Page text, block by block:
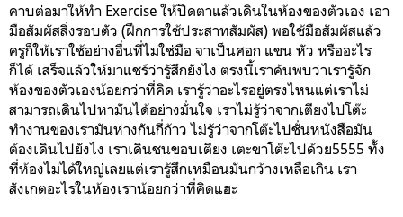
คาบต่อมาให้ทำ Exercise ให้ปิดตาแล้วเดินในห้องของตัวเอง เอา
มือสัมผัสสิ่งรอบตัว (ฝึกการใช้ประสาทสัมผัส) พอใช้มือสัมผัสแล้ว
ครูก็ให้เราใช้อย่างอื่นที่ไม่ใช่มือ จาเป็นศอก แขน หัว หรืออะไร
ก็ได้ เสร็จแล้วให้มาแชร์ว่ารู้สึกยังไง ตรงนี้เราค้นพบว่าเรารู้จัก
ห้องของตัวเองน้อยกว่าที่คิด เรารู้ว่าอะไรอยู่ตรงไหนแต่เราไม่
สามารถเดินไปหามันได้อย่างมั่นใจ เราไม่รู้ว่าจากเตียงไปโต๊ะ
ทำงานของเรามันห่างกันกี่ก้าว ไม่รู้ว่าจากโต๊ะไปชั่นหนังสือมัน
ต้องเดินไปยังไง เราเดินชนขอบเตียง เตะขาโต๊ะไปด้วย5555 ทั้ง
ที่ห้องไม่ได้ใหญ่เลยแต่เรารู้สึกเหมือนมันกว้างเหลือเกิน เรา
สังเกตอะไรในห้องเราน้อยกว่าที่คิดแฮะ